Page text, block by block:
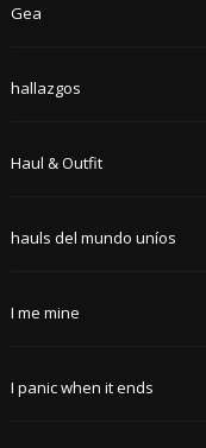
Gea
hallazgos
Haul & Outfit
hauls del mundo uníos
I me mine
I panic when it ends